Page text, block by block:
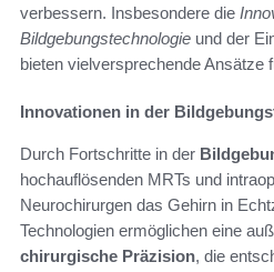
verbessern. Insbesondere die
Bildgebungstechnologie und der
bieten vielversprechende Ansätze
Innovationen in der
Durch Fortschritte in der
hochauflösenden MRTs und
Neurochirurgen das Gehirn in
Technologien ermöglichen eine
chirurgische Präzision, die